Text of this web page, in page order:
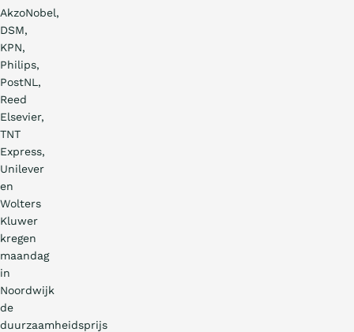
AkzoNobel,
DSM,
KPN,
Philips,
PostNL,
Reed
Elsevier,
TNT
Express,
Unilever
en
Wolters
Kluwer
kregen
maandag
in
Noordwijk
de
duurzaamheidsprijs